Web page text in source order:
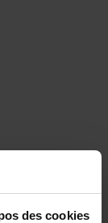
des cookies